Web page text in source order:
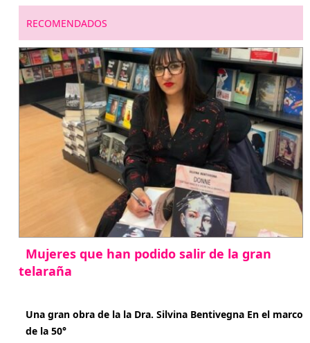
RECOMENDADOS
Mujeres que han podido salir de la gran
telaraña
Una gran obra de la la Dra. Silvina Bentivegna En el marco
de la 50°